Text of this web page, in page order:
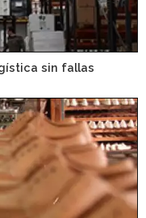
sin fallas